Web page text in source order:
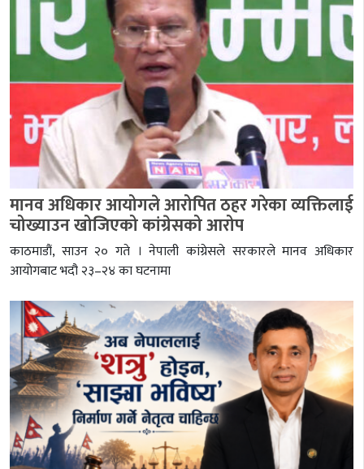
मानव अधिकार आयोगले आरोपित ठहर गरेका व्यक्तिलाई
चोख्याउन खोजिएको कांग्रेसको आरोप
काठमाडौं, साउन २० गते । नेपाली कांग्रेसले सरकारले मानव अधिकार
आयोगबाट भदौ २३–२४ का घटनामा